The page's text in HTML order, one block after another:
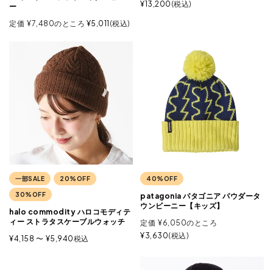
ー
定価 ¥7,480のところ ¥5,011 税込
¥13,200 税込
一部SALE 20%OFF
30%OFF
halo commodity ハロコモディテ
ィー ストラタスケーブルウォッチ
¥4,158 〜 ¥5,940税込
40%OFF
patagonia パタゴニア パウダータ
ウンビーニー【キッズ】
定価 ¥6,050のところ
¥3,630 税込